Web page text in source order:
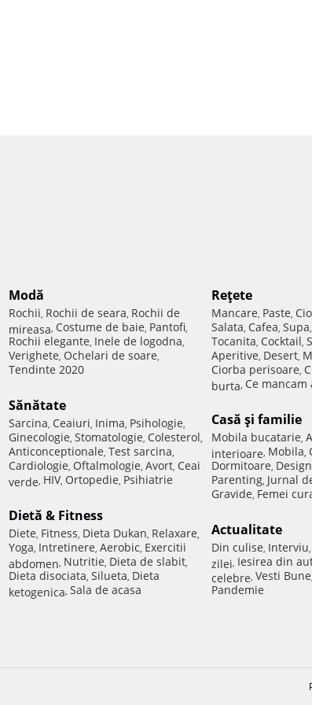
Modă
Rochii, Rochii de seara, Rochii de
mireasa, Costume de baie, Pantofi,
Rochii elegante, Inele de logodna,
Verighete, Ochelari de soare,
Tendinte 2020
Sănătate
Sarcina, Ceaiuri, Inima, Psihologie,
Ginecologie, Stomatologie, Colesterol,
Anticonceptionale, Test sarcina,
Cardiologie, Oftalmologie, Avort, Ceai
verde, HIV, Ortopedie, Psihiatrie
Dietă & Fitness
Diete, Fitness, Dieta Dukan, Relaxare,
Yoga, Intretinere, Aerobic, Exercitii
abdomen, Nutritie, Dieta de slabit,
Dieta disociata, Silueta, Dieta
ketogenica, Sala de acasa
Reţete
Mancare, Paste,
Salata, Cafea, Supa,
Tocanita, Cocktail,
Aperitive, Desert,
Ciorba perisoare,
burta, Ce mancam
Casă şi familie
Mobila bucatarie,
interioare, Mobila,
Dormitoare,
Parenting, Jurnal
Gravide, Femei
Actualitate
Din culise, Interviu,
zilei, Iesirea din
celebre, Vesti Bune,
Pandemie